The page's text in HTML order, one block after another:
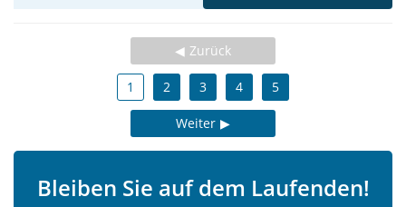
Zurück
1 2 3 4 5
Weiter
Bleiben Sie auf dem Laufenden!